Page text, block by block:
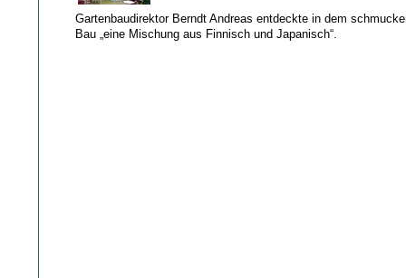
Gartenbaudirektor Berndt Andreas entdeckte in dem
Bau „eine Mischung aus Finnisch und Japanisch“.